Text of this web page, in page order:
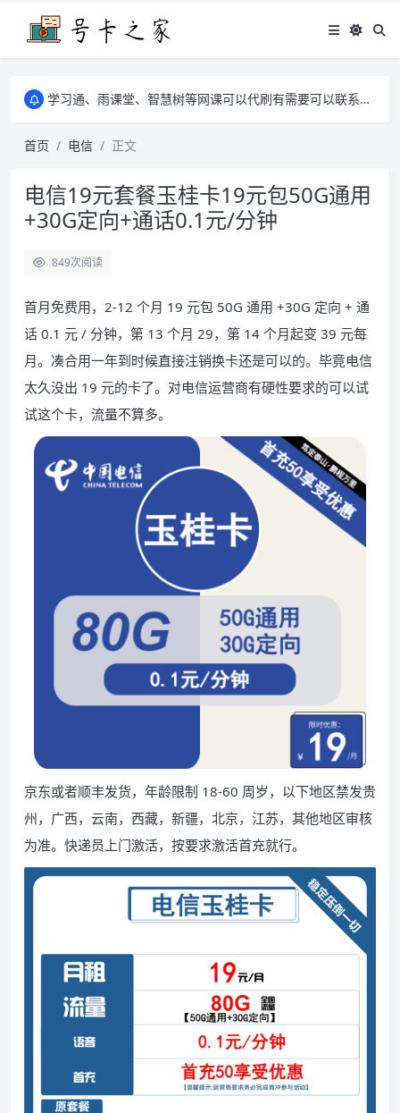
学习通、雨课堂、智慧树等网课可以代刷有需要可以联系邮箱i@tuzi.la
学习通、雨课堂、智慧树等网课可以代刷有需要可以联系邮箱i@tuzi.la
首页
电信 正文
电信19元套餐玉桂卡19元包50G通用
+30G定向+通话0.1元/分钟
849次阅读
首月免费用，2-12 个月 19 元包 50G 通用 +30G 定向 + 通
话 0.1 元 / 分钟，第 13 个月 29，第 14 个月起变 39 元每
月。凑合用一年到时候直接注销换卡还是可以的。毕竟电信
太久没出 19 元的卡了。对电信运营商有硬性要求的可以试
试这个卡，流量不算多。
京东或者顺丰发货，年龄限制 18-60 周岁，以下地区禁发贵
州，广西，云南，西藏，新疆，北京，江苏，其他地区审核
为准。快递员上门激活，按要求激活首充就行。